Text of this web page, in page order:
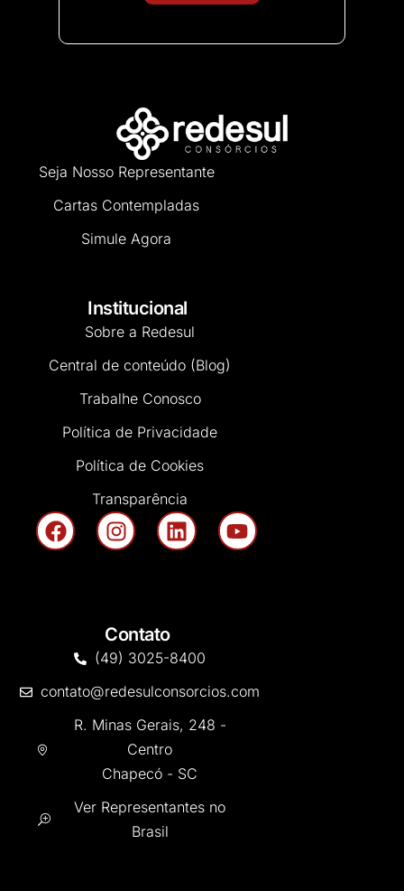
Seja Nosso Representante
Cartas Contempladas
Simule Agora
Institucional
Sobre a Redesul
Central de conteúdo (Blog)
Trabalhe Conosco
Política de Privacidade
Política de Cookies
Transparência
Contato
(49) 3025-8400
contato@redesulconsorcios.com
R. Minas Gerais, 248 -
Centro
Chapecó - SC
Ver Representantes no
Brasil